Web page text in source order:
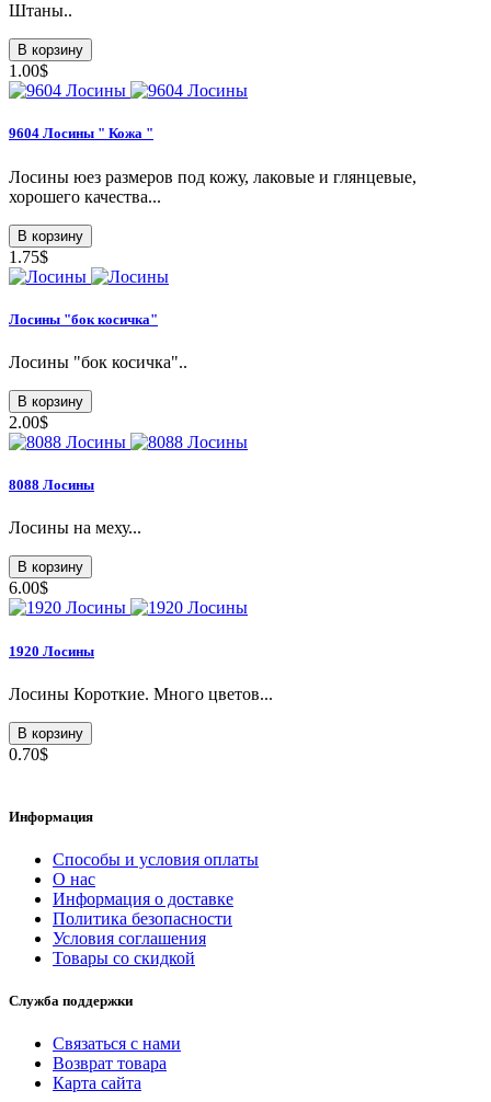
Штаны..
В корзину
1.00$
9604 Лосины " Кожа "
Лосины юез размеров под кожу, лаковые и глянцевые,
хорошего качества...
В корзину
1.75$
Лосины "бок косичка"
Лосины "бок косичка"..
В корзину
2.00$
8088 Лосины
Лосины на меху...
В корзину
6.00$
1920 Лосины
Лосины Короткие. Много цветов...
В корзину
0.70$
Информация
Способы и условия оплаты
О нас
Информация о доставке
Политика безопасности
Условия соглашения
Товары со скидкой
Служба поддержки
Связаться с нами
Возврат товара
Карта сайта